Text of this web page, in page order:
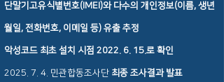
단말기고유식별번호(IMEI​)와 다수의 개인정보(이름, 생년
월일, 전화번호, 이메일 등) 유출 추정
악성코드 최초 설치 시점 2022. 6. 15.로 확인
2025. 7. 4. 민관합동조사단 최종 조사결과 발표